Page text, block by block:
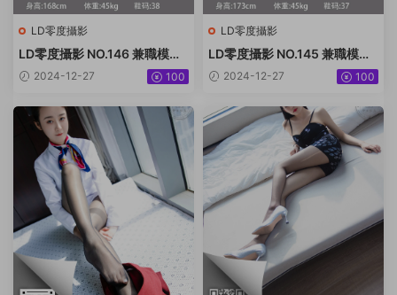
LD零度攝影
LD零度攝影 NO.146 兼職模特
瑤瑤[63P／63.5M]
2024-12-27 100
LD零度攝影
LD零度攝影 NO.145 兼職模特
吉吉[56P／63.1MB]
2024-12-27 100